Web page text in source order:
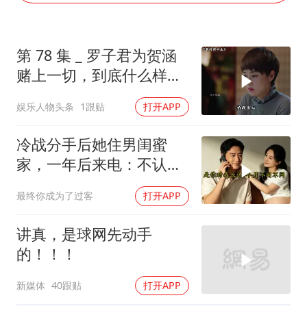
“不怕六爷挂得多 就怕六爷挂一颗”
WTT瑞典大满贯女单签表出炉
上四休三，但降薪1000元，你接受吗？
乐享全民健身 共筑健康中国
第 78 集 _ 罗子君为贺涵
赌上一切，到底什么样的
男人，能让一个女人不惜
拿自己的前途去冒险
娱乐人物头条 1跟贴 打开APP
冷战分手后她住男闺蜜
家，一年后来电：不认错
最终你成为了过客 打开APP
讲真，是球网先动手
的！！！
新媒体 40跟贴 打开APP